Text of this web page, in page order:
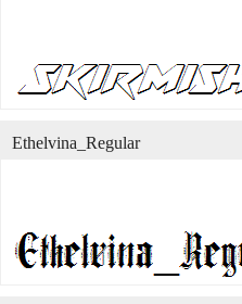
Ethelvina_Regular